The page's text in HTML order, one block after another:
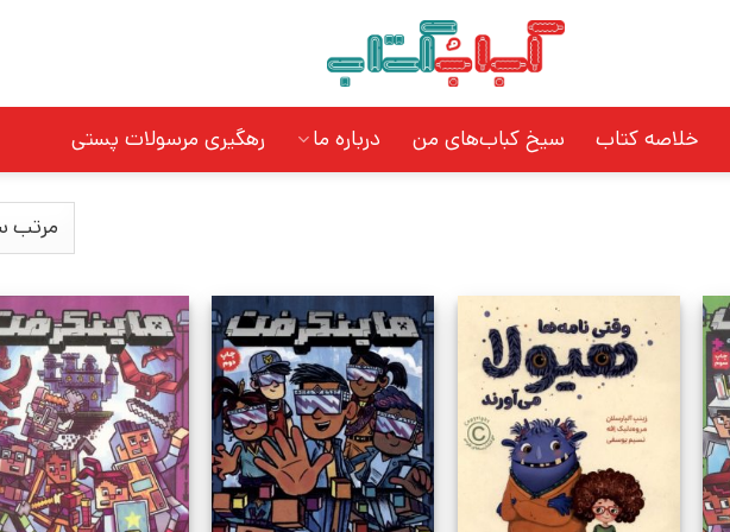
خلاصه کتاب سیخ کباب‌های من درباره ما رهگیری مرسولات پستی